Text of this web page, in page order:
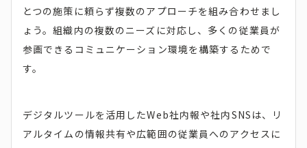
とつの施策に頼らず複数のアプローチを組み合わせまし
ょう。組織内の複数のニーズに対応し、多くの従業員が
参画できるコミュニケーション環境を構築するためで
す。
デジタルツールを活用したWeb社内報や社内SNSは、リ
アルタイムの情報共有や広範囲の従業員へのアクセスに